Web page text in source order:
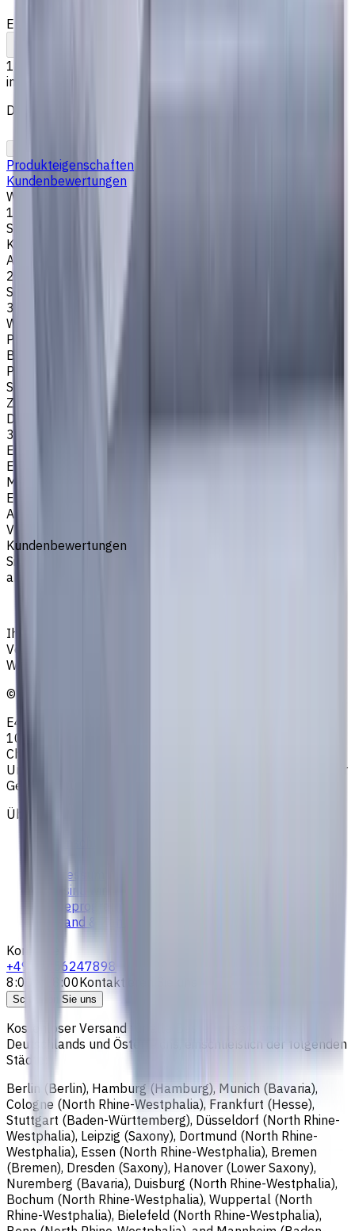
EM311-2WL-160
181,86 €
inkl. MwSt.
Der Preis wurde am 06.08.2026 berechnet
Produkteigenschaften
Kundenbewertungen
Werkzeugdurchmesser, mm
16
Stirngeometrie
Kugelkopf
Anzahl der Schneiden
2
Schneidenlänge, mm
30
Werkstückmaterial
P - Stahl
Bearbeitungsart
Profilfräsen
Schafttyp
Zylinderschaft
Drallwinkel
30
Easycut Serie
EM311
Marke
EASYCUT
Artikeltyp
VHM Schaftfräsern
Kundenbewertungen
Sie müssen eingeloggt sein, um eine Bewertung
abzugeben.
Ihr zuverlässiger Lieferant von Werkzeugen,
Verbrauchsmaterialien und Kühlschmierstoffen für CNC-
Werkzeugmaschinen in der Metallbearbeitung
©
E4B2B Gmbh (CNCmarket.de); Heisenbergstraße 5,
10587, Berlin, Deutschland; Registergericht: Amtsgericht
Charlottenburg; Handelsregisternummer: HRB 258196 B;
Umsatzsteuer-ID: DE364343215; Vertretungsberechtigter
Geschäftsführer: Sergey Sysoev
Über uns
Impressum
Das sind wir
Treueprogramm
Versand & Zahlung
Kontakte
+4915256247898
8:00 - 18:00Kontaktieren Sie uns
Schreiben Sie uns
Kostenloser Versand für alle Bestellungen innerhalb
Deutschlands und Österreichs, einschließlich der folgenden
Städte:
Berlin (Berlin), Hamburg (Hamburg), Munich (Bavaria),
Cologne (North Rhine-Westphalia), Frankfurt (Hesse),
Stuttgart (Baden-Württemberg), Düsseldorf (North Rhine-
Westphalia), Leipzig (Saxony), Dortmund (North Rhine-
Westphalia), Essen (North Rhine-Westphalia), Bremen
(Bremen), Dresden (Saxony), Hanover (Lower Saxony),
Nuremberg (Bavaria), Duisburg (North Rhine-Westphalia),
Bochum (North Rhine-Westphalia), Wuppertal (North
Rhine-Westphalia), Bielefeld (North Rhine-Westphalia),